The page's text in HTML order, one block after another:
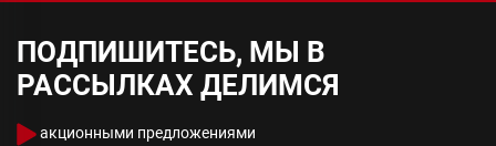
ПОДПИШИТЕСЬ, МЫ В
РАССЫЛКАХ ДЕЛИМСЯ
акционными предложениями